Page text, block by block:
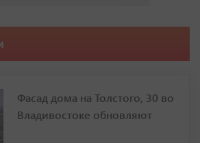
Фасад дома на Толстого, 30 во
Владивостоке обновляют